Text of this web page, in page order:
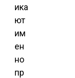
ика
ют
им
ен
но
пр